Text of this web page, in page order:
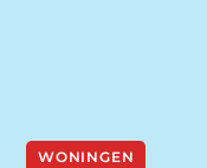
WONINGEN